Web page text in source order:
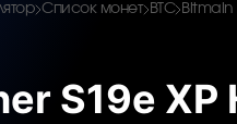
Список монет BTC Bitmain
S19e XP